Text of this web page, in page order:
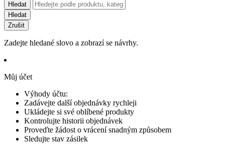
Hledat
Hledat
Zrušit
Zadejte hledané slovo a zobrazí se návrhy.
Můj účet
Výhody účtu:
Zadávejte další objednávky rychleji
Ukládejte si své oblíbené produkty
Kontrolujte historii objednávek
Proveďte žádost o vrácení snadným způsobem
Sledujte stav zásilek